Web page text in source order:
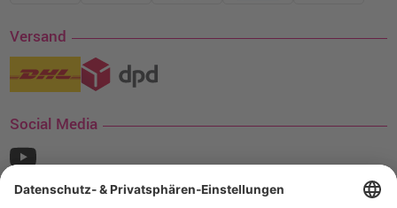
Versand
Social Media
¹ Nur gültig für den Versand innerhalb Deutschlands. Befindet sich ein Warenwert